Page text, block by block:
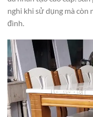
nghi khi sử dụng mà còn
đình.